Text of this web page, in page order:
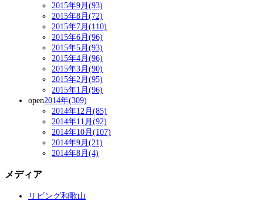
2015年9月(93)
2015年8月(72)
2015年7月(110)
2015年6月(96)
2015年5月(93)
2015年4月(96)
2015年3月(90)
2015年2月(95)
2015年1月(96)
open2014年(309)
2014年12月(85)
2014年11月(92)
2014年10月(107)
2014年9月(21)
2014年8月(4)
メディア
リビング和歌山